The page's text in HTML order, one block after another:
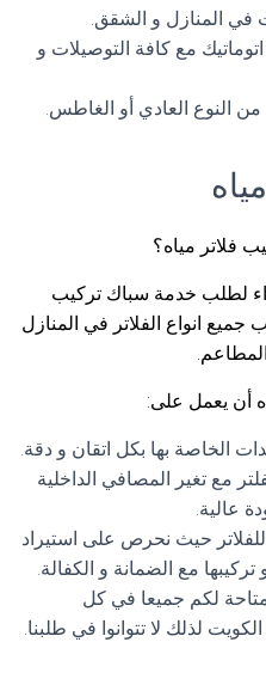
في المنازل و الشقق.
مع كافة التوصيلات و
النوع العادي أو الغاطس.
فلاتر مياه؟
لطلب خدمة سباك تركيب
انواع الفلاتر في المنازل
المطاعم.
أن يعمل على:
الخاصة بها بكل اتقان و دقة.
مع تغير المصافي الداخلية
عالية.
للفلاتر حيث نحرص على استيراد
مع الضمانة و الكفالة.
لكم جميعا في كل
لذلك لا تتوانوا في طلبنا.